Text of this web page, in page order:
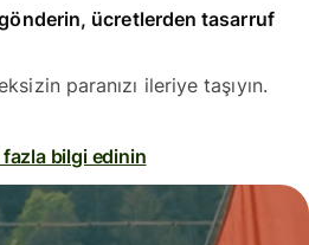
gönderin, ücretlerden tasarruf
paranızı ileriye taşıyın.
fazla bilgi edinin